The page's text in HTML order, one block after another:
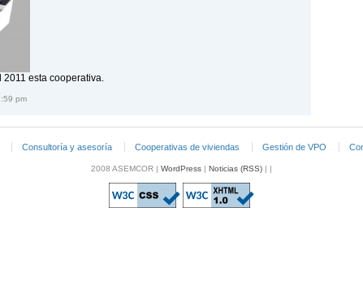
esta cooperativa.
pm
Consultoría y asesoría Cooperativas de viviendas Gestión de VPO
2008 ASEMCOR | WordPress| Noticias (RSS)| |